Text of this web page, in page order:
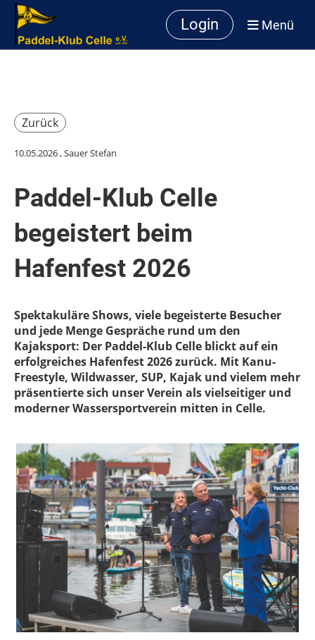
Login Menü
Zurück
10.05.2026, Sauer Stefan
Paddel-Klub Celle
begeistert beim
Hafenfest 2026
Spektakuläre Shows, viele begeisterte Besucher
und jede Menge Gespräche rund um den
Kajaksport: Der Paddel-Klub Celle blickt auf ein
erfolgreiches Hafenfest 2026 zurück. Mit Kanu-
Freestyle, Wildwasser, SUP, Kajak und vielem mehr
präsentierte sich unser Verein als vielseitiger und
moderner Wassersportverein mitten in Celle.